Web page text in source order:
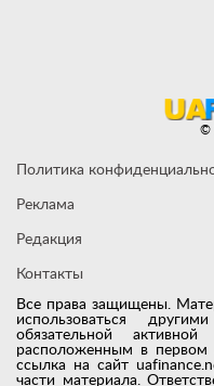
Все права защищены.
использоваться
обязательной
расположенным в первом
ссылка на сайт
части материала.
Политика
Реклама
Редакция
Контакты
©